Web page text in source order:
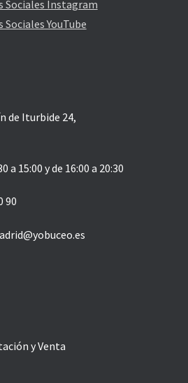
de Iturbide 24,
a 15:00 y de 16:00 a 20:30
90
y Venta